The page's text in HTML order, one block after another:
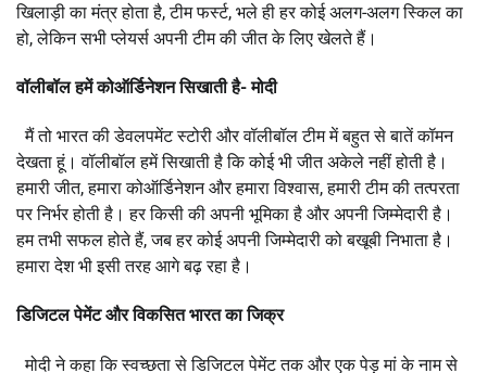
खिलाड़ी का मंत्र होता है, टीम फर्स्ट, भले ही हर कोई अलग-अलग स्किल का
हो, लेकिन सभी प्लेयर्स अपनी टीम की जीत के लिए खेलते हैं।
वॉलीबॉल हमें कोऑर्डिनेशन सिखाती है- मोदी
मैं तो भारत की डेवलपमेंट स्टोरी और वॉलीबॉल टीम में बहुत से बातें कॉमन
देखता हूं। वॉलीबॉल हमें सिखाती है कि कोई भी जीत अकेले नहीं होती है।
हमारी जीत, हमारा कोऑर्डिनेशन और हमारा विश्वास, हमारी टीम की तत्परता
पर निर्भर होती है। हर किसी की अपनी भूमिका है और अपनी जिम्मेदारी है।
हम तभी सफल होते हैं, जब हर कोई अपनी जिम्मेदारी को बखूबी निभाता है।
हमारा देश भी इसी तरह आगे बढ़ रहा है।
डिजिटल पेमेंट और विकसित भारत का जिक्र
मोदी ने कहा कि स्वच्छता से डिजिटल पेमेंट तक और एक पेड़ मां के नाम से